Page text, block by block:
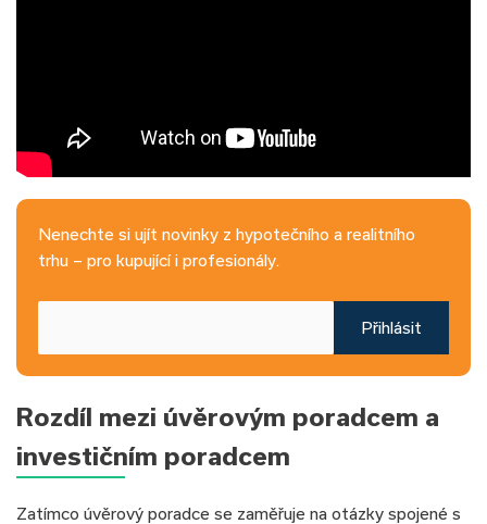
Nenechte si ujít novinky z hypotečního a realitního
trhu – pro kupující i profesionály.
Přihlásit
Rozdíl mezi úvěrovým poradcem a
investičním poradcem
Zatímco úvěrový poradce se zaměřuje na otázky spojené s